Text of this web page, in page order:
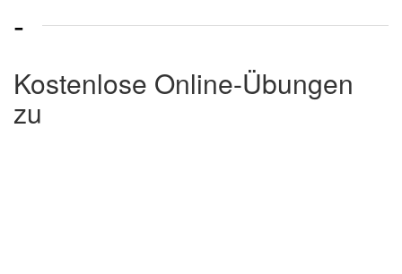
-
Kostenlose Online-Übungen
zu